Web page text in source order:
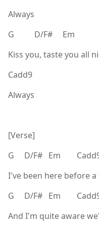
Always
G D/F# Em
Kiss you, taste you all
Cadd9
Always
[Verse]
G D/F# Em
I've been here before
G D/F# Em
And I'm quite aware